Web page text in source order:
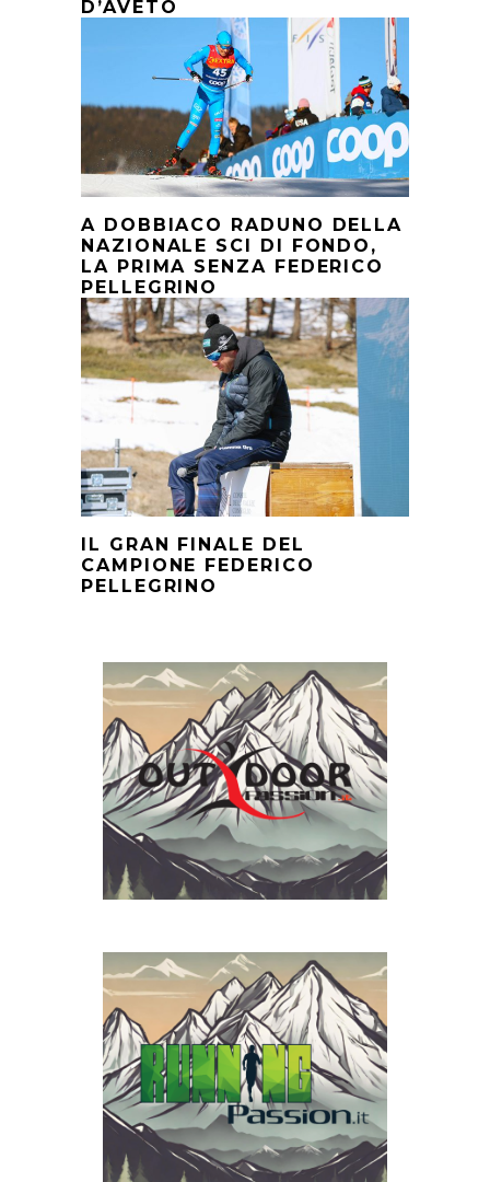
D’AVETO
A DOBBIACO RADUNO DELLA
NAZIONALE SCI DI FONDO,
LA PRIMA SENZA FEDERICO
PELLEGRINO
IL GRAN FINALE DEL
CAMPIONE FEDERICO
PELLEGRINO